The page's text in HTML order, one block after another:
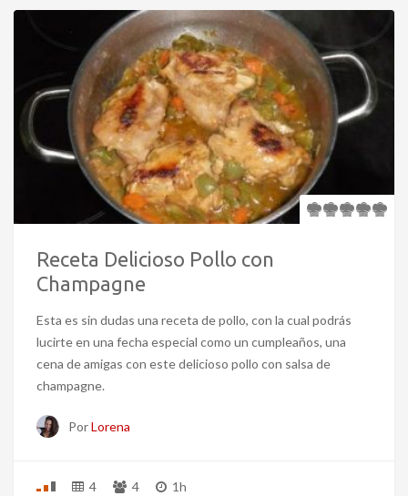
Receta Delicioso Pollo con
Champagne
Esta es sin dudas una receta de pollo, con la cual podrás
lucirte en una fecha especial como un cumpleaños, una
cena de amigas con este delicioso pollo con salsa de
champagne.
PorLorena
4 4 1h